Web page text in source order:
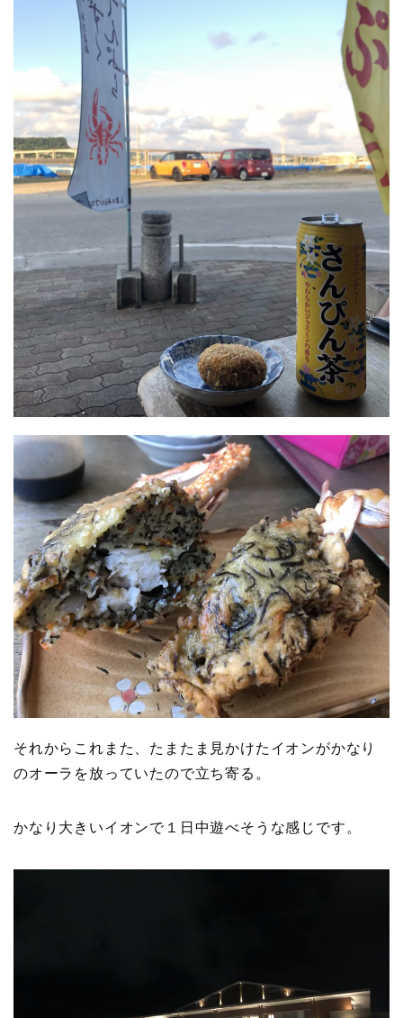
それからこれまた、たまたま見かけたイオンがかなり
のオーラを放っていたので立ち寄る。
かなり大きいイオンで１日中遊べそうな感じです。